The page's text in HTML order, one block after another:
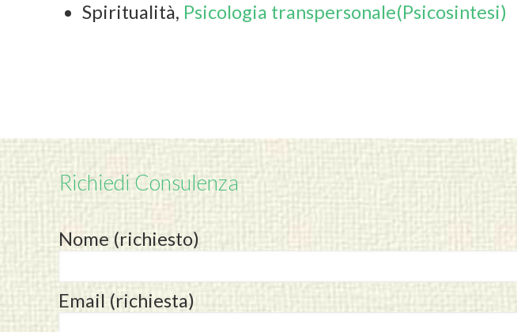
Spiritualità, Psicologia transpersonale(Psicosintesi)
Richiedi Consulenza
Nome (richiesto)
Email (richiesta)